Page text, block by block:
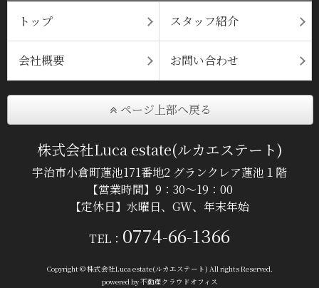
トップ スタッフ紹介
会社概要 お問い合わせ
ページ上部へ戻る
株式会社Luca estate(ルカエステート)
宇治市小倉町蓮池171番地2 グランクレア蓮池１階
【営業時間】9：30～19：00
【定休日】水曜日、GW、年末年始
TEL： 0774-66-1366
Copyright © 株式会社Luca estate(ルカエステート) All rights Reserved.
powered by 不動産クラウドオフィス